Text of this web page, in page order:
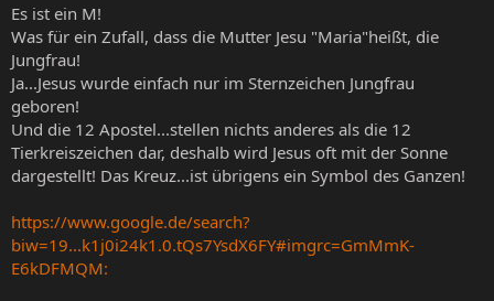
Es ist ein M!
Was für ein Zufall, dass die Mutter Jesu "Maria"heißt, die
Jungfrau!
Ja...Jesus wurde einfach nur im Sternzeichen Jungfrau
geboren!
Und die 12 Apostel...stellen nichts anderes als die 12
Tierkreiszeichen dar, deshalb wird Jesus oft mit der Sonne
dargestellt! Das Kreuz...ist übrigens ein Symbol des Ganzen!
https://www.google.de/search?
biw=19...k1j0i24k1.0.tQs7YsdX6FY#imgrc=GmMmK-
E6kDFMQM: